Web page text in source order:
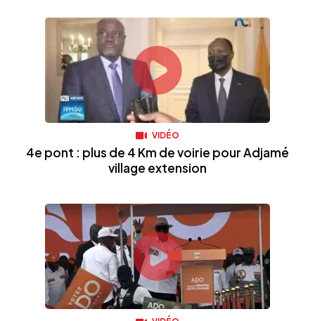
VIDÉO
4e pont : plus de 4 Km de voirie pour Adjamé
village extension